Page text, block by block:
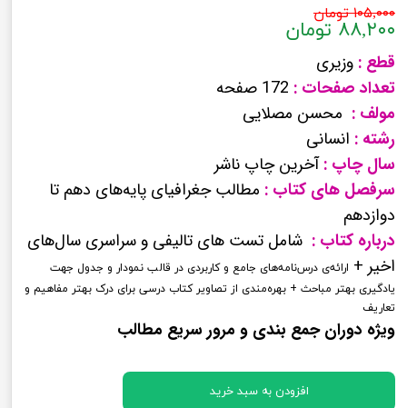
۱۰۵,۰۰۰ تومان
۸۸,۲۰۰ تومان
قطع : وزیری
تعداد صفحات :
مولف : محسن مصلایی
رشته : انسانی
سال چاپ :آخرین چاپ ناشر
سرفصل های کتاب : مطالب جغرافیای پایه‌های دهم تا
دوازدهم
درباره کتاب : شامل تست های تالیفی و سراسری سال‌های
اخیر + ارائه‌ی درس‌نامه‌های جامع و کاربردی در قالب نمودار و جدول جهت
یادگیری بهتر مباحث + بهره‌مندی از تصاویر کتاب درسی برای درک بهتر مفاهیم و
تعاریف
ویژه دوران جمع بندی و مرور سریع مطالب
افزودن به سبد خرید